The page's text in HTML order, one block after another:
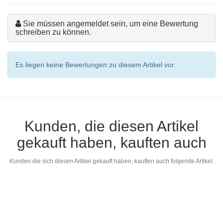
Sie müssen angemeldet sein, um eine Bewertung
schreiben zu können.
Es liegen keine Bewertungen zu diesem Artikel vor.
Kunden, die diesen Artikel
gekauft haben, kauften auch
Kunden die sich diesen Artikel gekauft haben, kauften auch folgende Artikel.